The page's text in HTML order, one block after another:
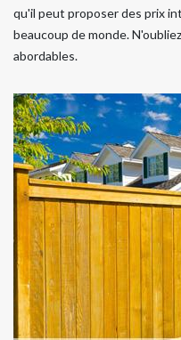
qu'il peut proposer des prix
beaucoup de monde.
abordables.